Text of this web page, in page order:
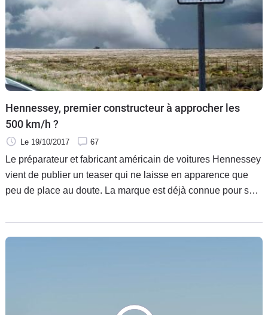
Hennessey, premier constructeur à approcher les
500 km/h ?
Le 19/10/2017 67
Le préparateur et fabricant américain de voitures Hennessey
vient de publier un teaser qui ne laisse en apparence que
peu de place au doute. La marque est déjà connue pour sa
mais cette fois, ce sont les 300 mph, soit 485 km/h, qui
semblent visés.